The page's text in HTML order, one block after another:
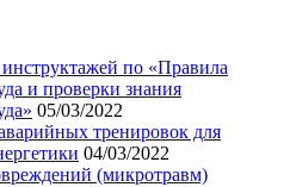
по «Правила
и проверки знания
05/03/2022
тренировок для
04/03/2022
(микротравм)